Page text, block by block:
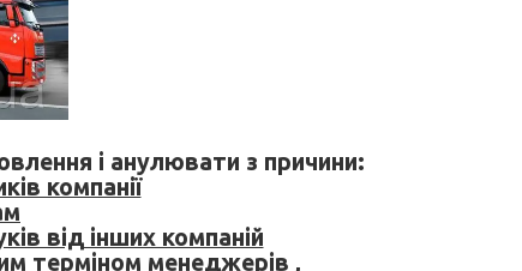
і анулювати з причини:
компанії
від інших компаній
терміном менеджерів ,